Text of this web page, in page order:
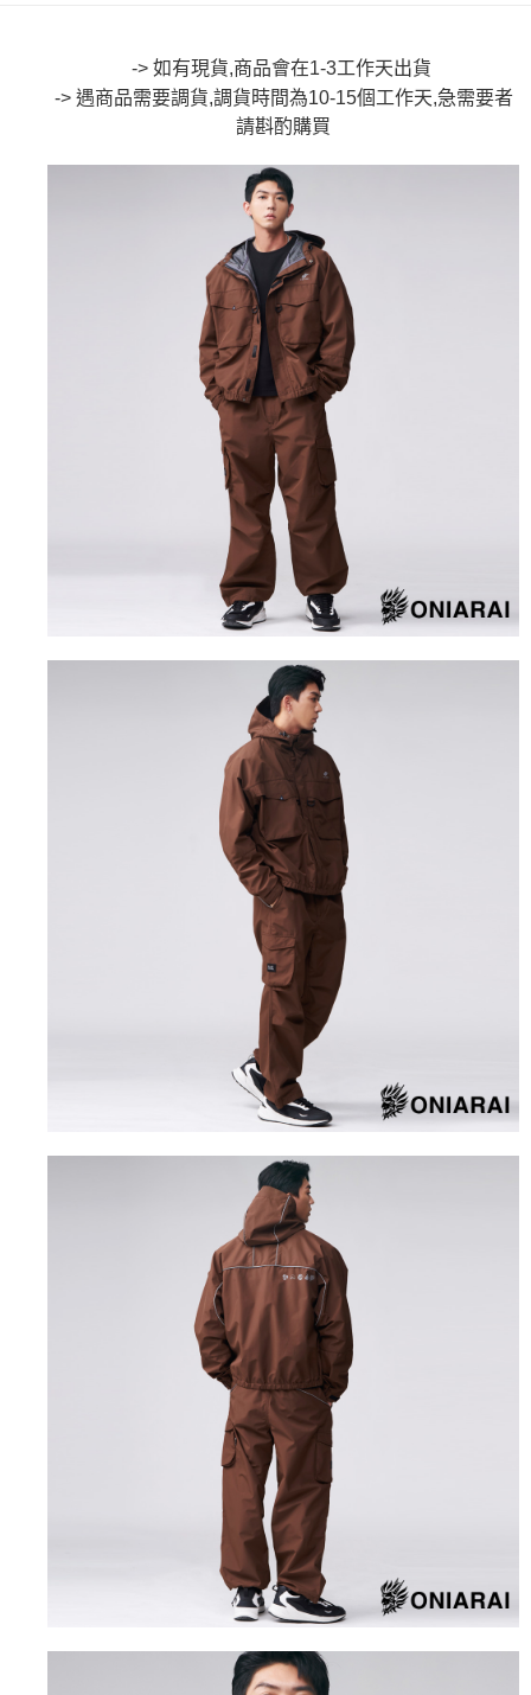
流程，驗證手機門號後，選擇欲分期的期數、繳款截止日，確認付款後即完
成交易。
3.實際核准額度、可分期數及費用金額請依後續交易確認頁面所載為準。
4.訂單成立30分鐘內，如未前往確認交易或遇審核未通過，訂單將自動取
1.分期款項不併入電信帳單，「大哥付你分期」於每月結算日後寄送繳費提
2.透過簡訊連結打開帳單後，可選擇「超商條碼／台灣大直營門市／銀行轉
帳／街口支付／iPASS MONEY」等通路繳費。
1.本服務係由「台灣大哥大股份有限公司」（以下簡稱本公司）所提供，讓
用戶於交易時，得透過本服務購買商品或服務，並由商店將買賣／分期付款
買賣價金債權讓與本公司後，依約使用本公司帳單繳交帳款。
2.基於同意付款使用「大哥付你分期」之契約關係目的，商店將以您的個人
資料（包含姓名、電話或地址）提供予台灣大哥大進項蒐集、處理及利用，
由本公司與您本人進行分期帳單所需資料之確認、核對及更正。
3.完整用戶服務條款，請詳閱以下連結： https://oppay.tw/userRule
【關於「AFTEE先享後付」】
AFTEE先享後付是「在收到商品之後才付款」的支付方式。 讓您購物簡單
２．便利：只要手機號碼，簡訊認證，即可結帳。
３．安心：先確認商品／服務後，再付款。
１．於結帳方式選擇「AFTEE先享後付」後，將跳轉至「AFTEE先享後付」
結帳頁面，進行簡訊認證並確認金額後，即可完成結帳。
２．訂單成立數日內，您將收到繳費通知簡訊。
３．收到繳費通知簡訊後14天內，點擊此簡訊中的連結，可透過四大超商／
ATM／網路銀行／等多元方式進行付款，方視為交易完成。
※ 請注意：結帳手續完成當下不需立刻繳費，但若您需要取消訂單，請聯絡
購買商品的店家。未經商家同意取消之訂單仍視為有效，需透過AFTEE先享
※ 交易是否成功請以「AFTEE先享後付 」之結帳頁面顯示為準，若有關於
是否繳費成功／繳費後需取消欲退款等相關疑問，請聯繫「AFTEE先享後付
https://netprotections.freshdesk.com/support/home
１．透過由恩沛科技股份有限公司提供之「AFTEE先享後付」服務完成之交
易，需依本服務之必要範圍內提供個人資料，並將交易相關給付款項請求債
權轉讓予恩沛科技股份有限公司。
２．關於個人資料處理事宜，請瀏覽以下網址：
３．未成年的使用者請事先徵得法定代理人或監護人之同意方可使用
「AFTEE先享後付」，若未經同意申辦者引起之損失，本公司不負相關責
４．使用「AFTEE先享後付」時，將依據個別帳號之用戶狀況，依本公司即
時審查核予不同之上限額度；若仍有額度不足之情形，本公司將視審查結果
５．嚴禁一人註冊多個帳號或使用他人資訊註冊。若發現惡意使用之情形，
恩沛科技股份有限公司將有權停止該用戶之使用額度並採取法律行動。
ATM付款
每筆NT$80，滿NT$888(含以上)免運費
每筆NT$80，滿NT$888(含以上)免運費
每筆NT$60，滿NT$3,000(含以上)免運費
每筆NT$60，滿NT$3,000(含以上)免運費
每筆NT$80，滿NT$3,000(含以上)免運費
每筆NT$80，滿NT$3,000(含以上)免運費
每筆NT$100，滿NT$3,000(含以上)免運費
-> 如有現貨,商品會在1-3工作天出貨
-> 遇商品需要調貨,調貨時間為10-15個工作天,急需要者
請斟酌購買